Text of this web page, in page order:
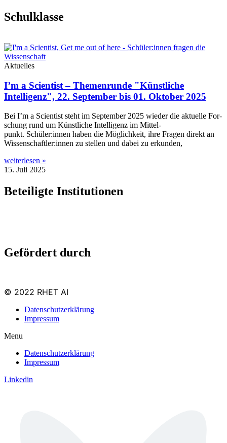
Schulklasse
Aktuelles
I’m a Scientist – Themenrunde "Künstliche
Intelligenz", 22. September bis 01. Oktober 2025
Bei I’m a Sci­en­tist steht im Sep­tem­ber 2025 wie­der die aktu­el­le For­
schung rund um Künst­li­che Intel­li­genz im Mit­tel­
punkt. Schüler:innen haben die Mög­lich­keit, ihre Fra­gen direkt an
Wissenschaftler:innen zu stel­len und dabei zu erkunden,
weiterlesen »
15. Juli 2025
Beteiligte Institutionen
Gefördert durch
© 2022 RHET AI
Datenschutzerklärung
Impressum
Menu
Datenschutzerklärung
Impressum
Linkedin